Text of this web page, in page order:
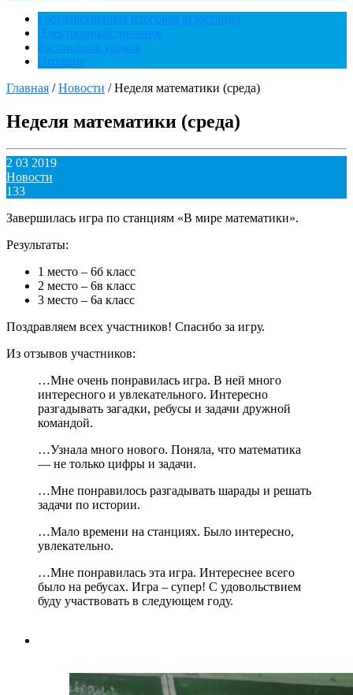
Государственная итоговая аттестация
Электронный дневник
Расписание уроков
Питание
Главная /Новости /Неделя математики (среда)
Неделя математики (среда)
2 03 2019
Новости
133
Завершилась игра по станциям «В мире математики».
Результаты:
1 место – 6б класс
2 место – 6в класс
3 место – 6а класс
Поздравляем всех участников! Спасибо за игру.
Из отзывов участников:
…Мне очень понравилась игра. В ней много
интересного и увлекательного. Интересно
разгадывать загадки, ребусы и задачи дружной
командой.
…Узнала много нового. Поняла, что математика
— не только цифры и задачи.
…Мне понравилось разгадывать шарады и решать
задачи по истории.
…Мало времени на станциях. Было интересно,
увлекательно.
…Мне понравилась эта игра. Интереснее всего
было на ребусах. Игра – супер! С удовольствием
буду участвовать в следующем году.